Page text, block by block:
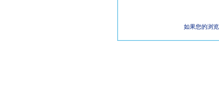
如果您的浏